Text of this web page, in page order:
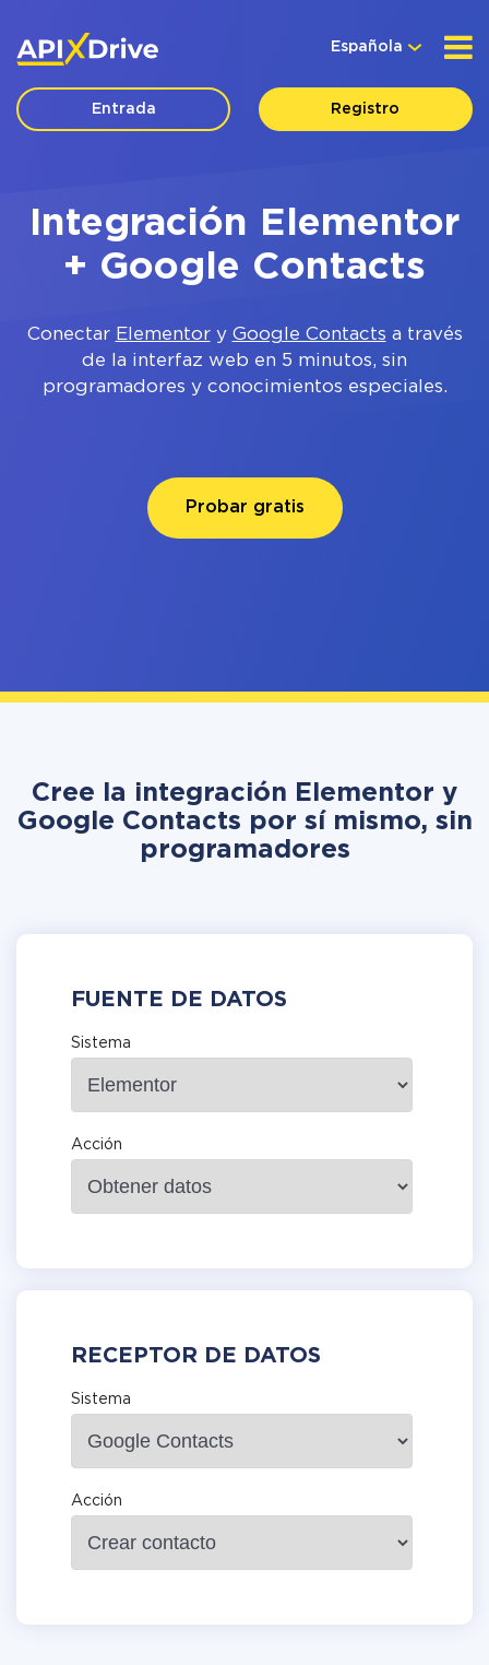
Española
Entrada Registro
Integración Elementor
+ Google Contacts
Conectar Elementory Google Contacts a través
de la interfaz web en 5 minutos, sin
programadores y conocimientos especiales.
Probar gratis
Cree la integración Elementor y
Google Contacts por sí mismo, sin
programadores
FUENTE DE DATOS
Sistema
Acción
RECEPTOR DE DATOS
Sistema
Acción